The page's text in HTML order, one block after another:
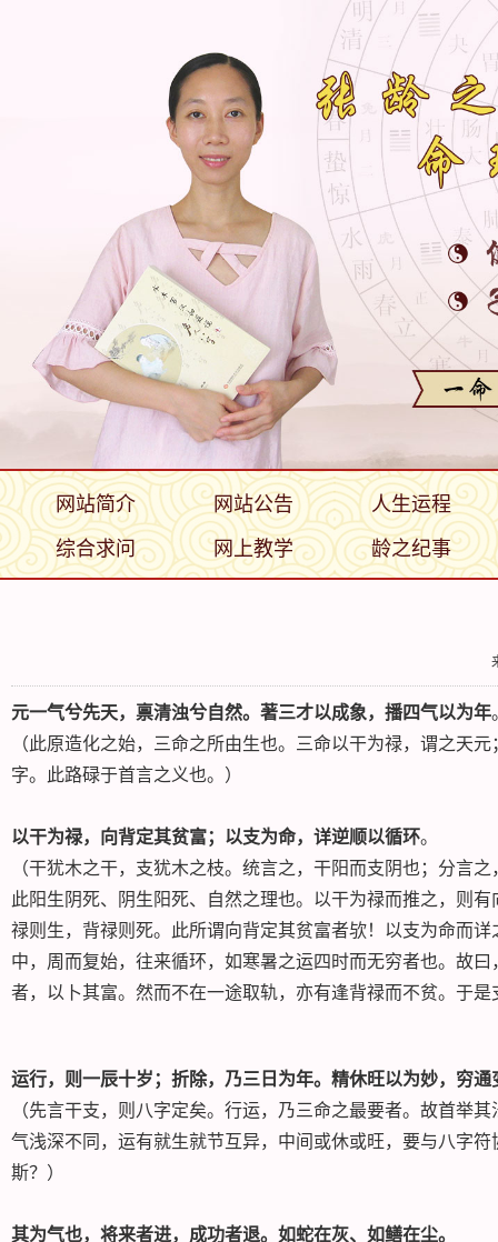
网站简介 网站公告
人生运程
综合求问
网上教学 龄之纪事
元一气兮先天，禀清浊兮自然。著三才以成象，播四气以为年
（此原造化之始，三命之所由生也。三命以干为禄，谓之天
字。此路碌于首言之义也。）
以干为禄，向背定其贫富；以支为命，详逆顺以循环。
（干犹木之干，支犹木之枝。统言之，干阳而支阴也；分言
此阳生阴死、阴生阳死、自然之理也。以干为禄而推之，则
禄则生，背禄则死。此所谓向背定其贫富者欤！以支为命而
中，周而复始，往来循环，如寒暑之运四时而无穷者也。故
者，以卜其富。然而不在一途取轨，亦有逢背禄而不贫。于
运行，则一辰十岁；折除，乃三日为年。精休旺以为妙，穷通
（先言干支，则八字定矣。行运，乃三命之最要者。故首举
气浅深不同，运有就生就节互异，中间或休或旺，要与八字
斯？）
其为气也，将来者进，成功者退。如蛇在灰、如鳝在尘。